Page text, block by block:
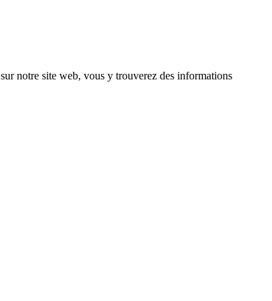
sur notre site web, vous y trouverez des informations